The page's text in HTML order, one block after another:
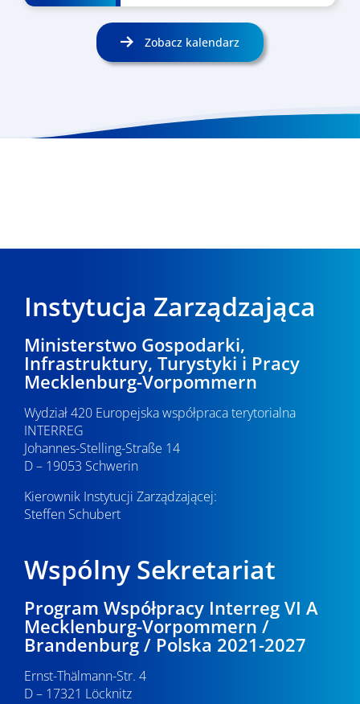
Zobacz kalendarz
Instytucja Zarządzająca
Ministerstwo Gospodarki,
Infrastruktury, Turystyki i Pracy
Mecklenburg-Vorpommern
Wydział 420 Europejska współpraca terytorialna
INTERREG
Johannes-Stelling-Straße 14
D – 19053 Schwerin
Kierownik Instytucji Zarządzającej:
Steffen Schubert
Wspólny Sekretariat
Program Współpracy Interreg VI A
Mecklenburg-Vorpommern /
Brandenburg / Polska 2021-2027
Ernst-Thälmann-Str. 4
D – 17321 Löcknitz